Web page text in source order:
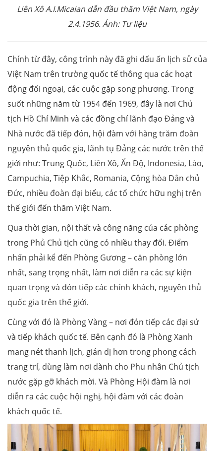
Liên Xô A.I.Micaian dẫn đầu thăm Việt Nam, ngày
2.4.1956. Ảnh: Tư liệu
Chính từ đây, công trình này đã ghi dấu ấn lịch sử của
Việt Nam trên trường quốc tế thông qua các hoạt
động đối ngoại, các cuộc gặp song phương. Trong
suốt những năm từ 1954 đến 1969, đây là nơi Chủ
tịch Hồ Chí Minh và các đồng chí lãnh đạo Đảng và
Nhà nước đã tiếp đón, hội đàm với hàng trăm đoàn
nguyên thủ quốc gia, lãnh tụ Đảng các nước trên thế
giới như: Trung Quốc, Liên Xô, Ấn Độ, Indonesia, Lào,
Campuchia, Tiệp Khắc, Romania, Cộng hòa Dân chủ
Đức, nhiều đoàn đại biểu, các tổ chức hữu nghị trên
thế giới đến thăm Việt Nam.
Qua thời gian, nội thất và công năng của các phòng
trong Phủ Chủ tịch cũng có nhiều thay đổi. Điểm
nhấn phải kể đến Phòng Gương – căn phòng lớn
nhất, sang trọng nhất, làm nơi diễn ra các sự kiện
quan trọng và đón tiếp các chính khách, nguyên thủ
quốc gia trên thế giới.
Cùng với đó là Phòng Vàng – nơi đón tiếp các đại sứ
và tiếp khách quốc tế. Bên cạnh đó là Phòng Xanh
mang nét thanh lịch, giản dị hơn trong phong cách
trang trí, dùng làm nơi dành cho Phu nhân Chủ tịch
nước gặp gỡ khách mời. Và Phòng Hội đàm là nơi
diễn ra các cuộc hội nghị, hội đàm với các đoàn
khách quốc tế.